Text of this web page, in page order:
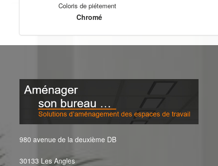
Coloris de piétement
Chromé
980 avenue de la deuxième DB
30133 Les Angles